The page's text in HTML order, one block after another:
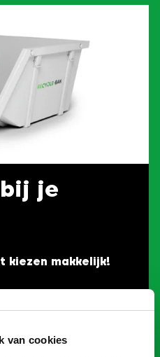
van cookies
je
kiezen makkelijk!
vind je in een paar
je kan snel aan